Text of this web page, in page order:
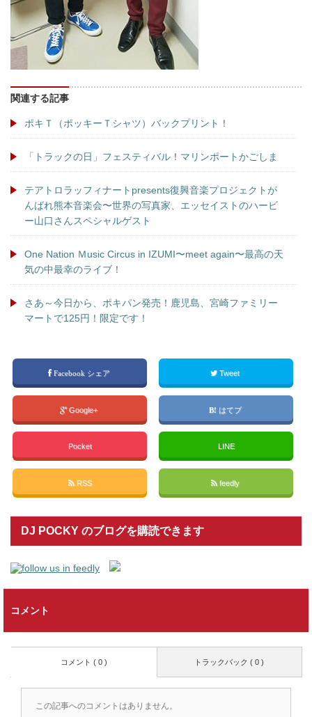
関連する記事
ポキＴ（ポッキーＴシャツ）バックプリント！
「トラックの日」フェスティバル！マリンポートかごしま
テアトロラッフィナートpresents復興音楽プロジェクトが
んばれ熊本音楽会〜世界の写真家、エッセイストのハービ
ー山口さんスペシャルゲスト
One Nation Ｍusic Circus in IZUMI〜meet again〜最高の天
気の中最幸のライブ！
さあ～今日から、ポキパン発売！鹿児島、宮崎ファミリー
マートで125円！限定です！
Facebook シェア Tweet
Google+ はてブ
Pocket LINE
RSS feedly
DJ POCKY のブログを購読できます
コメント
トラックバック ( 0 )
コメント ( 0 )
この記事へのコメントはありません。